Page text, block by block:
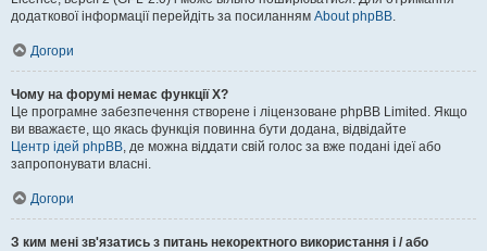
додаткової інформації перейдіть за посиланням About phpBB.
Догори
Чому на форумі немає функції X?
Це програмне забезпечення створене і ліцензоване phpBB Limited. Якщо
ви вважаєте, що якась функція повинна бути додана, відвідайте
Центр ідей phpBB, де можна віддати свій голос за вже подані ідеї або
запропонувати власні.
Догори
З ким мені зв'язатись з питань некоректного використання і / або